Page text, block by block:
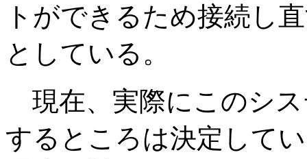
トができるため接続し
としている。
現在、実際にこのシ
するところは決定して